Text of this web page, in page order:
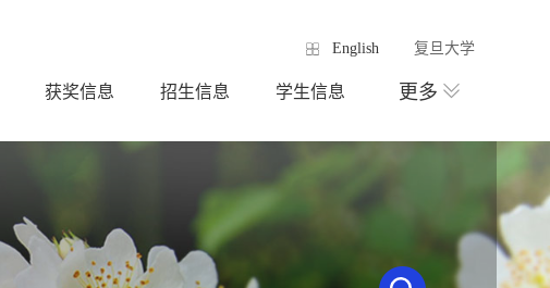
English 复旦大学
获奖信息 招生信息 学生信息 更多